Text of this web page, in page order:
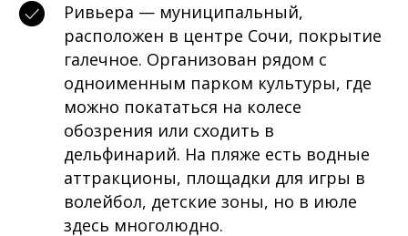
Ривьера — муниципальный,
расположен в центре Сочи, покрытие
галечное. Организован рядом с
одноименным парком культуры, где
можно покататься на колесе
обозрения или сходить в
дельфинарий. На пляже есть водные
аттракционы, площадки для игры в
волейбол, детские зоны, но в июле
здесь многолюдно.